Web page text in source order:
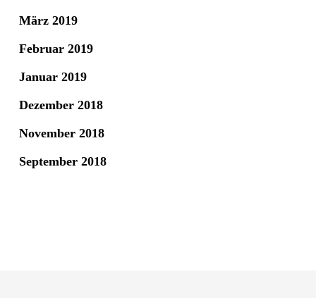
März 2019
Februar 2019
Januar 2019
Dezember 2018
November 2018
September 2018